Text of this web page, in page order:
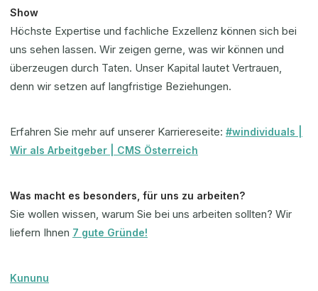
Show
Höchste Expertise und fachliche Exzellenz können sich bei
uns sehen lassen. Wir zeigen gerne, was wir können und
überzeugen durch Taten. Unser Kapital lautet Vertrauen,
denn wir setzen auf langfristige Beziehungen.
Erfahren Sie mehr auf unserer Karriereseite: #windividuals |
Wir als Arbeitgeber | CMS Österreich
Was macht es besonders, für uns zu arbeiten?
Sie wollen wissen, warum Sie bei uns arbeiten sollten? Wir
liefern Ihnen 7 gute Gründe!
Kununu